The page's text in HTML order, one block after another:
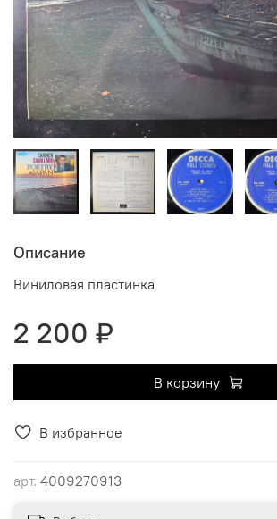
В избранное
арт. 4009270913
Описание
Виниловая пластинка
2 200 ₽
В корзину